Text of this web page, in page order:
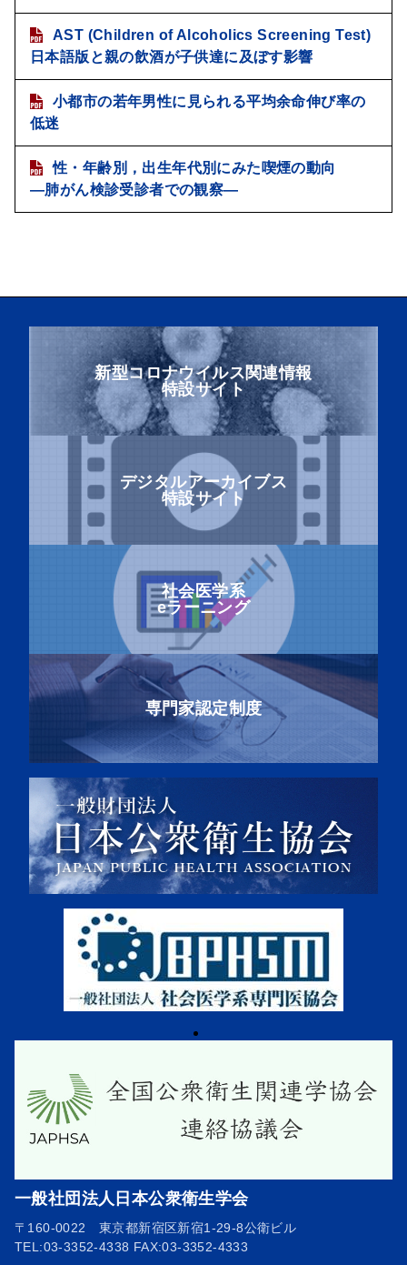
AST (Children of Alcoholics Screening Test)
日本語版と親の飲酒が子供達に及ぼす影響
小都市の若年男性に見られる平均余命伸び率の
低迷
性・年齢別，出生年代別にみた喫煙の動向
―肺がん検診受診者での観察―
新型コロナウイルス関連情報
特設サイト
デジタルアーカイブス
特設サイト
社会医学系
eラーニング
専門家認定制度
一般社団法人日本公衆衛生学会
〒160-0022 東京都新宿区新宿1-29-8公衛ビル
TEL:03-3352-4338 FAX:03-3352-4333